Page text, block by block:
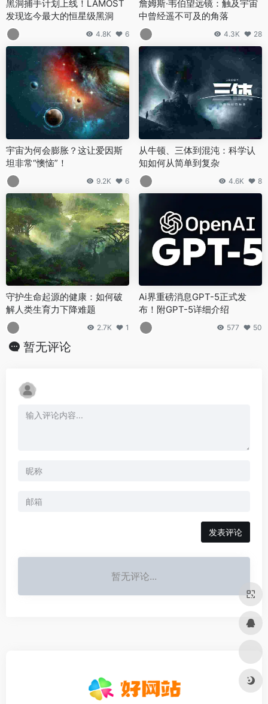
黑洞捕手计划上线！LAMOST
发现迄今最大的恒星级黑洞
4.8K 6
詹姆斯·韦伯望远镜：触及宇宙
中曾经遥不可及的角落
4.3K 28
宇宙为何会膨胀？这让爱因斯
坦非常“懊恼”！
9.2K 6
从牛顿、三体到混沌：科学认
知如何从简单到复杂
4.6K 8
守护生命起源的健康：如何破
解人类生育力下降难题
2.7K 1
Ai界重磅消息GPT-5正式发
布！附GPT-5详细介绍
577 50
暂无评论
发表评论
暂无评论...